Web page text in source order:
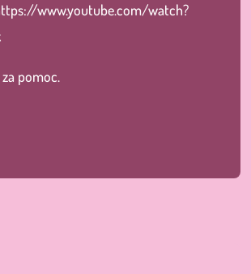
www.youtube.com/watch?
pomoc.